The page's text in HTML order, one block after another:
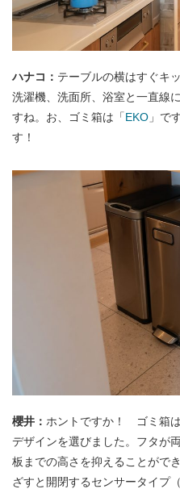
ハナコ： テーブルの横はすぐキ
洗濯機、洗面所、浴室と一直線
すね。お、ゴミ箱は「EKO 」で
す！
櫻井： ホントですか！ ゴミ箱
デザインを選びました。フタが
板までの高さを抑えることがで
ざすと開閉するセンサータイプ